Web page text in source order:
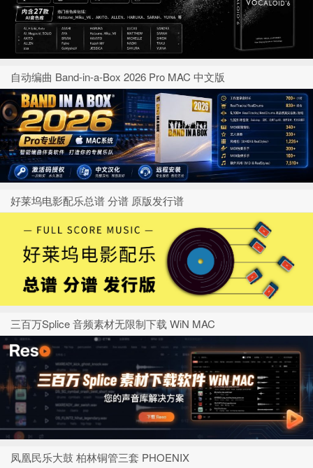
自动编曲 Band-in-a-Box 2026 Pro MAC 中文版
好莱坞电影配乐总谱 分谱 原版发行谱
三百万Splice 音频素材无限制下载 WiN MAC
凤凰民乐大鼓 柏林铜管三套 PHOENIX